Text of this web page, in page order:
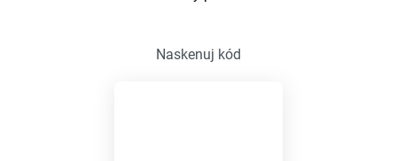
Naskenuj kód